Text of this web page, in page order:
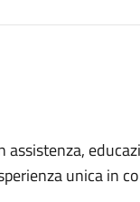
unica in